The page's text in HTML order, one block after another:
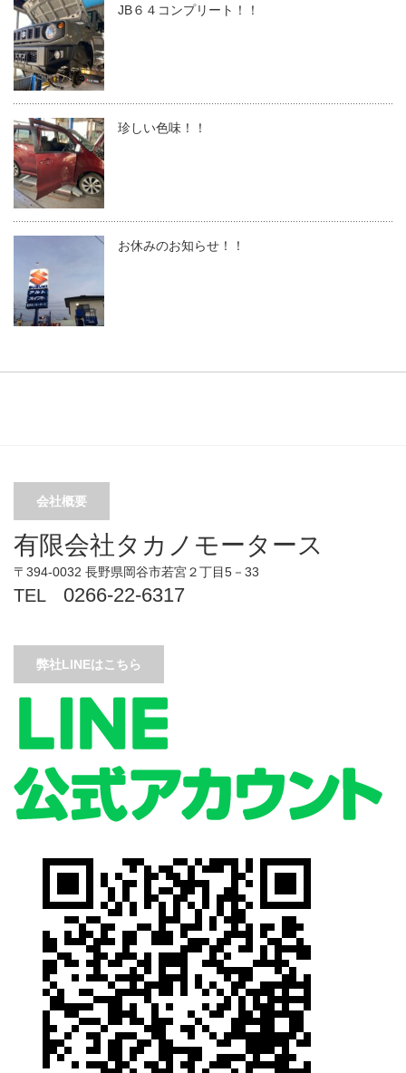
JB６４コンプリート！！
珍しい色味！！
お休みのお知らせ！！
会社概要
有限会社タカノモータース
〒394-0032 長野県岡谷市若宮２丁目5－33
TEL 0266-22-6317
弊社LINEはこちら